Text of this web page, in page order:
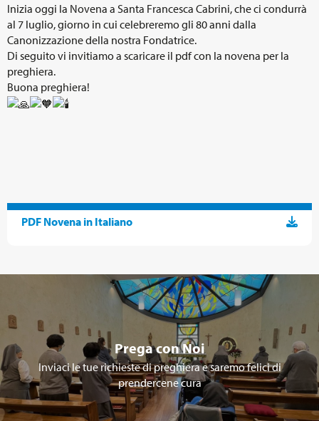
Inizia oggi la Novena a Santa Francesca Cabrini, che ci condurrà
al 7 luglio, giorno in cui celebreremo gli 80 anni dalla
Canonizzazione della nostra Fondatrice.
Di seguito vi invitiamo a scaricare il pdf con la novena per la
preghiera.
Buona preghiera!
PDF Novena in Italiano
Prega con Noi
Inviaci le tue richieste di preghiera e saremo felici di
prendercene cura